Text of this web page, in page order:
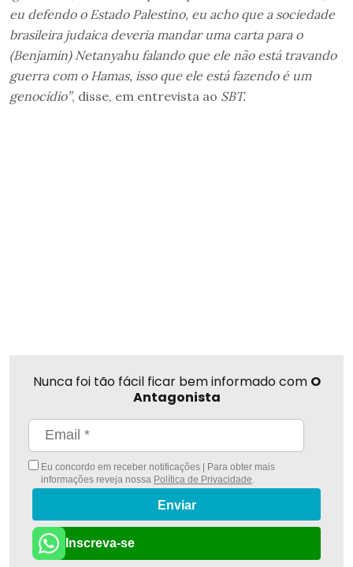
eu defendo o Estado Palestino, eu acho que a sociedade
brasileira judaica deveria mandar uma carta para o
(Benjamin) Netanyahu falando que ele não está travando
guerra com o Hamas, isso que ele está fazendo é um
genocídio”, disse, em entrevista ao SBT.
Nunca foi tão fácil ficar bem informado com O
Antagonista
Eu concordo em receber notificações | Para obter mais
informações reveja nossa Política de Privacidade
Enviar
Inscreva-se